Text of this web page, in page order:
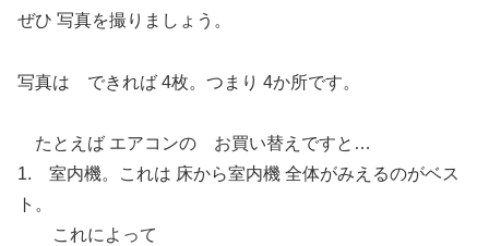
ぜひ 写真を撮りましょう。
写真は できれば 4枚。つまり 4か所です。
たとえば エアコンの お買い替えですと…
1. 室内機。これは 床から室内機 全体がみえるのがベス
ト。
これによって